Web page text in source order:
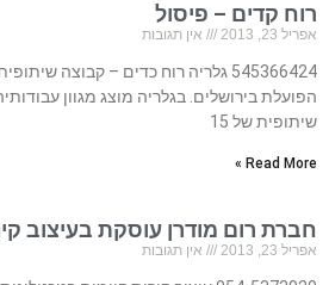
רוח קדים – פיסול
אפריל 23, 2013 אין תגובות
הפועלת בירושלים. בגלריה מוצג מגוון
שיתופית של 15
Read More »
חברת רום מודרן עוסקת בעיצוב
אפריל 23, 2013 אין תגובות